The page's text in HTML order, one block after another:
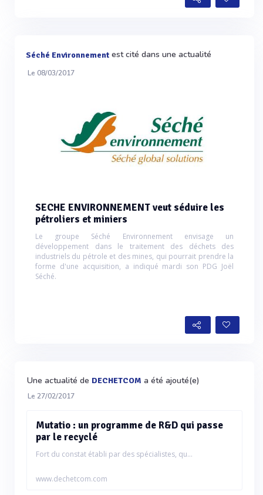
Séché Environnement est cité dans une actualité
Le 08/03/2017
SECHE ENVIRONNEMENT veut séduire les
pétroliers et miniers
Le groupe Séché Environnement envisage un
développement dans le traitement des déchets des
industriels du pétrole et des mines, qui pourrait prendre la
forme d'une acquisition, a indiqué mardi son PDG Joël
Séché.
Une actualité de DECHETCOM a été ajouté(e)
Le 27/02/2017
Mutatio : un programme de R&D qui passe
par le recyclé
Fort du constat établi par des spécialistes, qu...
www.dechetcom.com